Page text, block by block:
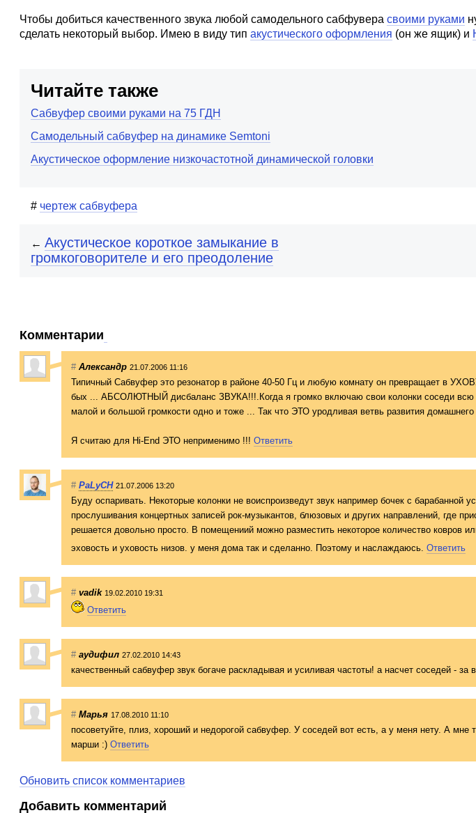
Чтобы добиться качественного звука любой самодельного сабфувера своими руками
сделать некоторый выбор. Имею в виду тип акустического оформления (он же ящик) и
Читайте также
Сабвуфер своими руками на 75 ГДН
Самодельный сабвуфер на динамике Semtoni
Акустическое оформление низкочастотной динамической головки
чертеж сабвуфера
← Акустическое короткое замыкание в
громкоговорителе и его преодоление
Комментарии
# Александр 21.07.2006 11:16
Типичный Сабвуфер это резонатор в районе 40-50 Гц и любую комнату он превращает в
бых ... АБСОЛЮТНЫЙ дисбаланс ЗВУКА!!!.Когда я громко включаю свои колонки соседи всю
малой и большой громкости одно и тоже ... Так что ЭТО уродливая ветвь развития домашнего
Я считаю для Hi-End ЭТО неприменимо !!! Ответить
# PaLyCH 21.07.2006 13:20
Буду оспаривать. Некоторые колонки не воиспроизведут звук например бочек с барабанной
прослушивания концертных записей рок-музыкантов, блюзовых и других направлений,
решается довольно просто. В помещениий можно разместить некоторое количество ковров
эховость и уховость низов. у меня дома так и сделанно. Поэтому и наслаждаюсь. Ответить
# vadik 19.02.2010 19:31
Ответить
# аудифил 27.02.2010 14:43
качественный сабвуфер звук богаче раскладывая и усиливая частоты! а насчет соседей - за
# Марья 17.08.2010 11:10
посоветуйте, плиз, хороший и недорогой сабвуфер. У соседей вот есть, а у меня нету. А мне
марши :) Ответить
Обновить список комментариев
Добавить комментарий